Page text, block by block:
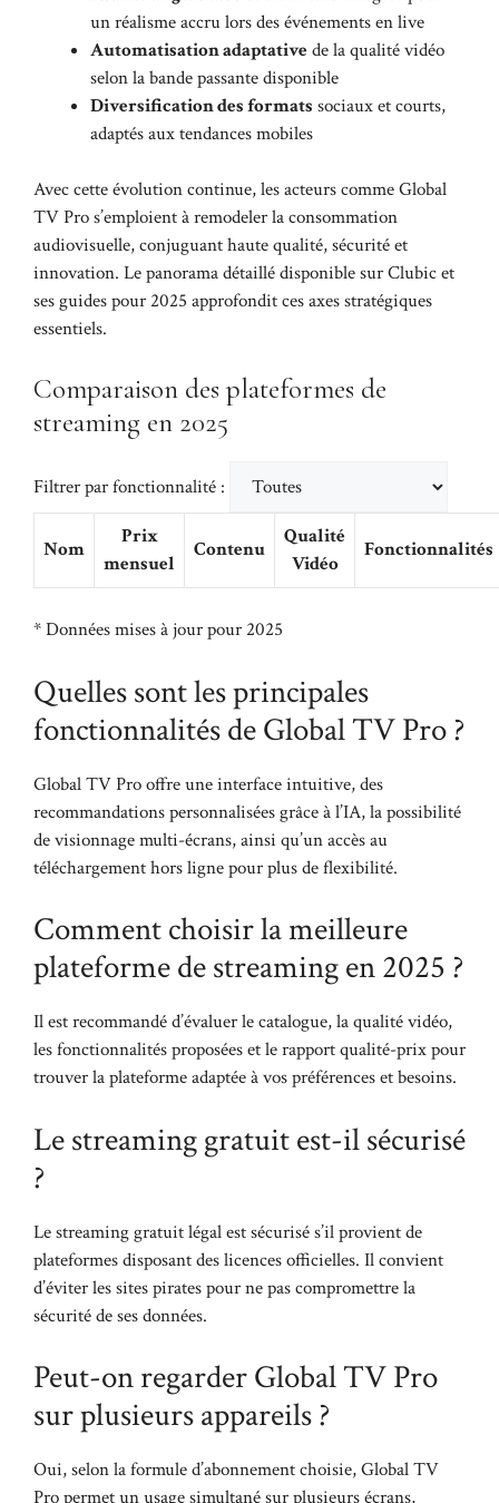
un réalisme accru lors des événements en live
Automatisation adaptativede la qualité vidéo
selon la bande passante disponible
Diversification des formats sociaux et courts,
adaptés aux tendances mobiles
Avec cette évolution continue, les acteurs comme Global
TV Pro s’emploient à remodeler la consommation
audiovisuelle, conjuguant haute qualité, sécurité et
innovation. Le panorama détaillé disponible surClubic et
ses guides pour 2025 approfondit ces axes stratégiques
essentiels.
Comparaison des plateformes de
streaming en 2025
Filtrer par fonctionnalité :
Nom
Prix
mensuel
Contenu
Qualité
Vidéo
Fonctionnalités
* Données mises à jour pour 2025
Quelles sont les principales
fonctionnalités de Global TV Pro ?
Global TV Pro offre une interface intuitive, des
recommandations personnalisées grâce à l’IA, la possibilité
de visionnage multi-écrans, ainsi qu’un accès au
téléchargement hors ligne pour plus de flexibilité.
Comment choisir la meilleure
plateforme de streaming en 2025 ?
Il est recommandé d’évaluer le catalogue, la qualité vidéo,
les fonctionnalités proposées et le rapport qualité-prix pour
trouver la plateforme adaptée à vos préférences et besoins.
Le streaming gratuit est-il sécurisé
?
Le streaming gratuit légal est sécurisé s’il provient de
plateformes disposant des licences officielles. Il convient
d’éviter les sites pirates pour ne pas compromettre la
sécurité de ses données.
Peut-on regarder Global TV Pro
sur plusieurs appareils ?
Oui, selon la formule d’abonnement choisie, Global TV
Pro permet un usage simultané sur plusieurs écrans,